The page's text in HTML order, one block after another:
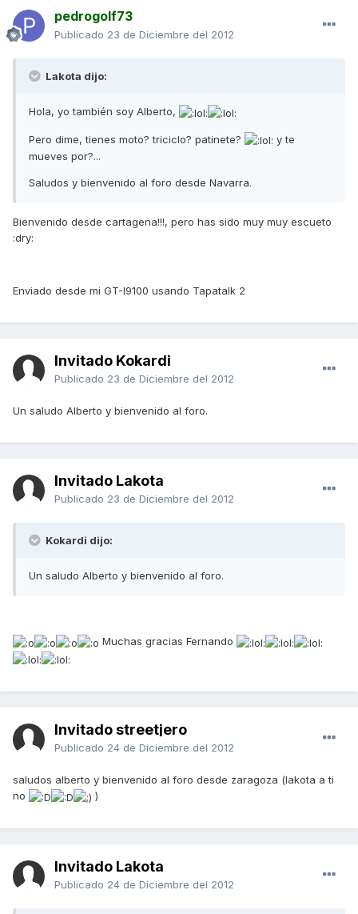
pedrogolf73
Publicado 23 de Diciembre del 2012
Lakota dijo:
Hola, yo también soy Alberto,
Pero dime, tienes moto? triciclo? patinete?
y te
mueves por?...
Saludos y bienvenido al foro desde Navarra.
Bienvenido desde cartagena!!!, pero has sido muy muy escueto
:dry:
Enviado desde mi GT-I9100 usando Tapatalk 2
Invitado Kokardi
Publicado 23 de Diciembre del 2012
Un saludo Alberto y bienvenido al foro.
Invitado Lakota
Publicado 23 de Diciembre del 2012
Kokardi dijo:
Un saludo Alberto y bienvenido al foro.
Muchas gracias Fernando
Invitado streetjero
Publicado 24 de Diciembre del 2012
saludos alberto y bienvenido al foro desde zaragoza (lakota a ti
no
)
Invitado Lakota
Publicado 24 de Diciembre del 2012